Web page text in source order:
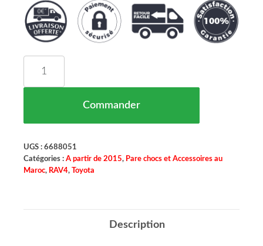
Commander
UGS : 6688051
Catégories : A partir de 2015, Pare chocs et Accessoires au
Maroc, RAV4, Toyota
Description